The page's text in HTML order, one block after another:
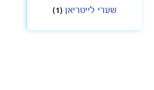
שערי לייטריאן (1)